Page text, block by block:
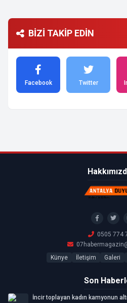
BİZİ TAKİP EDİN
Facebook Twitter
0505 774
Künye
İletişim Galeri
Son
İncir toplayan kadın kamyonun